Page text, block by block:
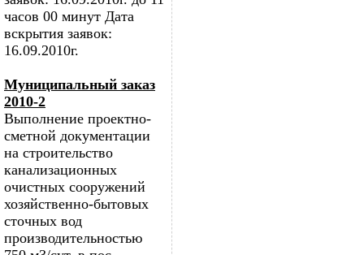
часов 00 минут Дата
вскрытия заявок:
16.09.2010г.
Муниципальный заказ
2010-2
Выполнение проектно-
сметной документации
на строительство
канализационных
очистных сооружений
хозяйственно-бытовых
сточных вод
производительностью